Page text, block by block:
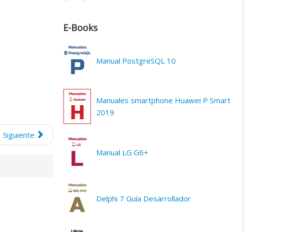
Siguiente
E-Books
Manual PostgreSQL 10
Manuales smartphone Huawei P Smart
2019
Manual LG G6+
Delphi 7 Guía Desarrollador